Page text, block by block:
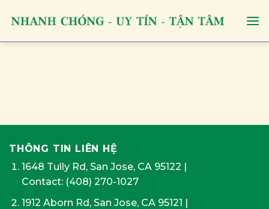
THÔNG TIN LIÊN HỆ
1648 Tully Rd, San Jose, CA 95122 |
Contact: (408) 270-1027
1912 Aborn Rd, San Jose, CA 95121 |